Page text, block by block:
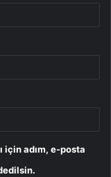
için adım, e-posta